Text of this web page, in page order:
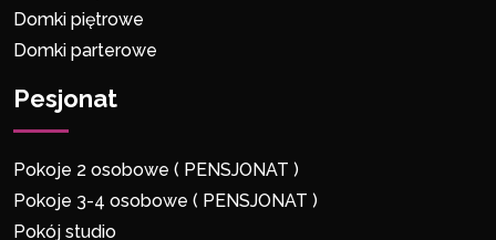
Domki piętrowe
Domki parterowe
Pesjonat
Pokoje 2 osobowe ( PENSJONAT )
Pokoje 3-4 osobowe ( PENSJONAT )
Pokój studio